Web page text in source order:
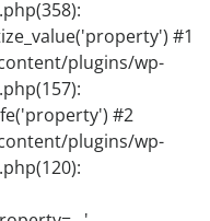
#1
plugins/wp-
#2
plugins/wp-